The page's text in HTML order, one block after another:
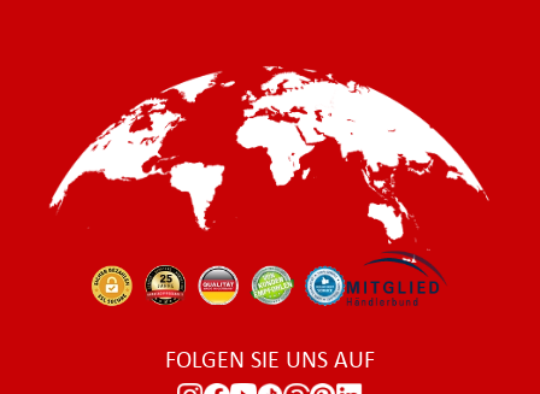
FOLGEN SIE UNS AUF